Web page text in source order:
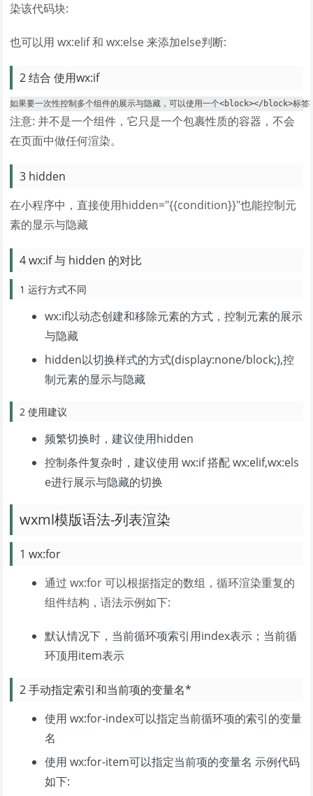
染该代码块:
也可以用 wx:elif 和 wx:else 来添加else判断:
2 结合 使用wx:if
注意: 并不是一个组件，它只是一个包裹性质的容器，不会
在页面中做任何渲染。
3 hidden
在小程序中，直接使用hidden="{{condition}}"也能控制元
素的显示与隐藏
4 wx:if 与 hidden 的对比
1 运行方式不同
wx:if以动态创建和移除元素的方式，控制元素的展示
与隐藏
hidden以切换样式的方式(display:none/block;),控
制元素的显示与隐藏
2 使用建议
频繁切换时，建议使用hidden
控制条件复杂时，建议使用 wx:if 搭配 wx:elif,wx:els
e进行展示与隐藏的切换
wxml模版语法-列表渲染
1 wx:for
通过 wx:for 可以根据指定的数组，循环渲染重复的
组件结构，语法示例如下:
默认情况下，当前循环项索引用index表示；当前循
环顶用item表示
2 手动指定索引和当前项的变量名*
使用 wx:for-index可以指定当前循环项的索引的变量
名
使用 wx:for-item可以指定当前项的变量名 示例代码
如下: